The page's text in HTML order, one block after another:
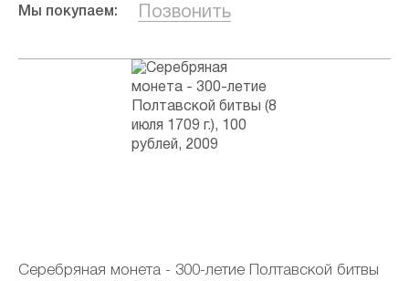
Мы покупаем: Позвонить
Серебряная монета - 300-летие Полтавской битвы